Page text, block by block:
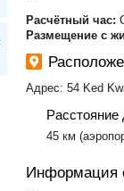
Расчётный час:
Размещение с
Адрес: 54 Ked
Расстояние
​45 км
Информация